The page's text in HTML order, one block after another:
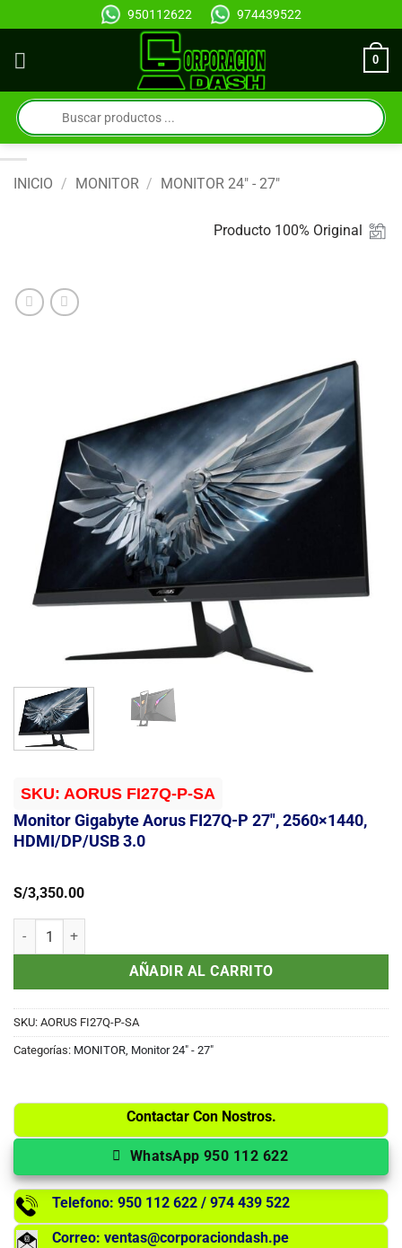
al
contenido
950112622 974439522
0
Búsqueda
de
productos
INICIO / MONITOR / MONITOR 24" - 27"
Producto 100% Original
SKU: AORUS FI27Q-P-SA
Monitor Gigabyte Aorus FI27Q-P 27″, 2560×1440,
HDMI/DP/USB 3.0
S/3,350.00
Monitor Gigabyte Aorus FI27Q-P 27", 2560x1440, HDMI/DP/USB 3.0
AÑADIR AL CARRITO
SKU: AORUS FI27Q-P-SA
Categorías: MONITOR, Monitor 24" - 27"
Contactar Con Nostros.
WhatsApp 950 112 622
Telefono: 950 112 622 / 974 439 522
Correo: ventas@corporaciondash.pe